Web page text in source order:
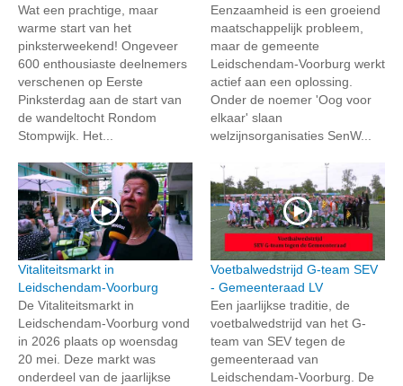
Wat een prachtige, maar
warme start van het
pinksterweekend! Ongeveer
600 enthousiaste deelnemers
verschenen op Eerste
Pinksterdag aan de start van
de wandeltocht Rondom
Stompwijk. Het...
Eenzaamheid is een groeiend
maatschappelijk probleem,
maar de gemeente
Leidschendam-Voorburg werkt
actief aan een oplossing.
Onder de noemer 'Oog voor
elkaar' slaan
welzijnsorganisaties SenW...
Vitaliteitsmarkt in
Leidschendam-Voorburg
De Vitaliteitsmarkt in
Leidschendam-Voorburg vond
in 2026 plaats op woensdag
20 mei. Deze markt was
onderdeel van de jaarlijkse
Voetbalwedstrijd G-team SEV
- Gemeenteraad LV
Een jaarlijkse traditie, de
voetbalwedstrijd van het G-
team van SEV tegen de
gemeenteraad van
Leidschendam-Voorburg. De